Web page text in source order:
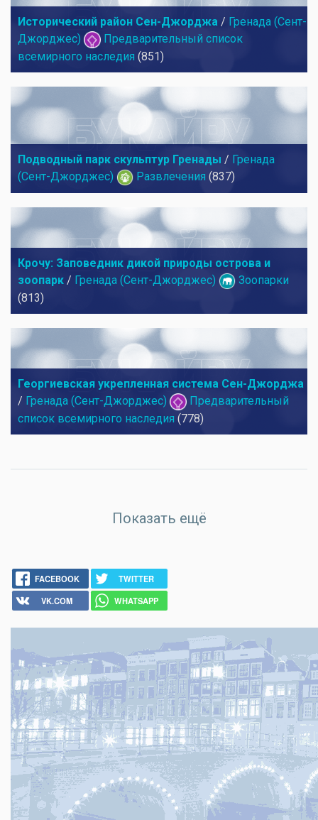
Исторический район Сен-Джорджа / Гренада (Сент-
Джорджес)
Предварительный список
всемирного наследия (851)
Подводный парк скульптур Гренады / Гренада
(Сент-Джорджес)
Развлечения (837)
Крочу: Заповедник дикой природы острова и
зоопарк / Гренада (Сент-Джорджес)
Зоопарки
(813)
Георгиевская укрепленная система Сен-Джорджа
/ Гренада (Сент-Джорджес)
Предварительный
список всемирного наследия (778)
Показать ещё
FACEBOOK
TWITTER
VK.COM
WHATSAPP